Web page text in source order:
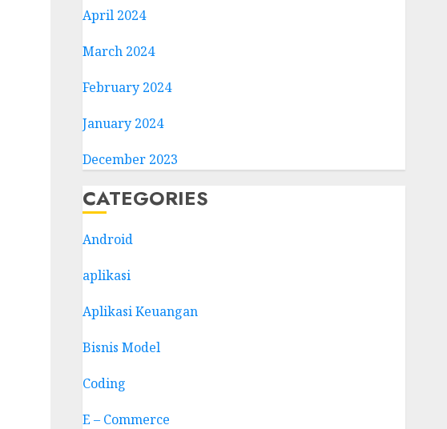
April 2024
March 2024
February 2024
January 2024
December 2023
CATEGORIES
Android
aplikasi
Aplikasi Keuangan
Bisnis Model
Coding
E – Commerce